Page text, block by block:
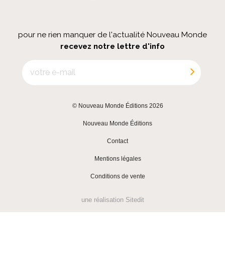
pour ne rien manquer de l'actualité Nouveau Monde
recevez notre lettre d'info
© Nouveau Monde Éditions 2026
Nouveau Monde Éditions
Contact
Mentions légales
Conditions de vente
une réalisation Sitedit